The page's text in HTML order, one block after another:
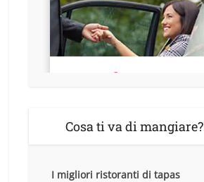
Cosa ti va di mangiare?
I migliori ristoranti di tapas